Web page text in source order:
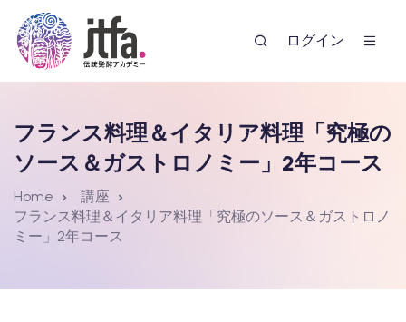
ログイン
フランス料理＆イタリア料理「究極の
ソース＆ガストロノミー」2年コース
Home
講座
フランス料理＆イタリア料理「究極のソース＆ガストロノ
ミー」2年コース